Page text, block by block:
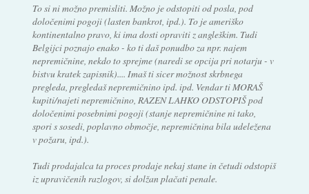
To si ni možno premisliti. Možno je odstopiti od posla, pod
določenimi pogoji (lasten bankrot, ipd.). To je ameriško
kontinentalno pravo, ki ima dosti opraviti z angleškim. Tudi
Belgijci poznajo enako - ko ti daš ponudbo za npr. najem
nepremičnine, nekdo to sprejme (naredi se opcija pri notarju - v
bistvu kratek zapisnik).... Imaš ti sicer možnost skrbnega
pregleda, pregledaš nepremičnino ipd. ipd. Vendar ti MORAŠ
kupiti/najeti nepremičnino, RAZEN LAHKO ODSTOPIŠ pod
določenimi posebnimi pogoji (stanje nepremičnine ni tako,
spori s sosedi, poplavno območje, nepremičnina bila udeležena
v požaru, ipd.).
Tudi prodajalca ta proces prodaje nekaj stane in četudi odstopiš
iz upravičenih razlogov, si dolžan plačati penale.